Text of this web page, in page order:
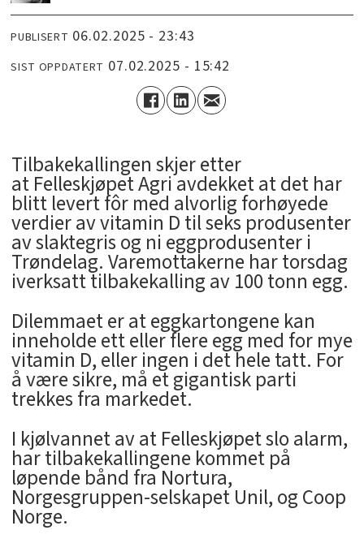
PUBLISERT 06.02.2025 - 23:43
SIST OPPDATERT 07.02.2025 - 15:42
Tilbakekallingen skjer etter
at Felleskjøpet Agri avdekket at det har
blitt levert fôr med alvorlig forhøyede
verdier av vitamin D til seks produsenter
av slaktegris og ni eggprodusenter i
Trøndelag. Varemottakerne har torsdag
iverksatt tilbakekalling av 100 tonn egg.
Dilemmaet er at eggkartongene kan
inneholde ett eller flere egg med for mye
vitamin D, eller ingen i det hele tatt. For
å være sikre, må et gigantisk parti
trekkes fra markedet.
I kjølvannet av at Felleskjøpet slo alarm,
har tilbakekallingene kommet på
løpende bånd fra Nortura,
Norgesgruppen-selskapet Unil, og Coop
Norge.